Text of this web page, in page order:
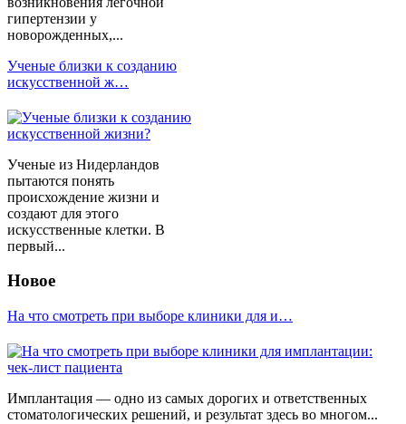
гипертензии у
новорожденных,...
Ученые близки к созданию
искусственной ж…
Ученые из Нидерландов
пытаются понять
происхождение жизни и
создают для этого
искусственные клетки. В
первый...
Новое
На что смотреть при выборе клиники для и…
Имплантация — одно из самых дорогих и ответственных
стоматологических решений, и результат здесь во многом...